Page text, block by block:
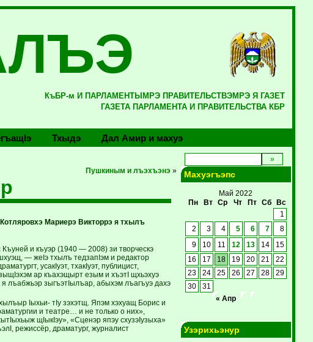
КъБР-м И ПАРЛАМЕНТЫМРЭ ПРАВИТЕЛЬСТВЭМРЭ Я ГАЗЕТ
ГАЗЕТА ПАРЛАМЕНТА И ПРАВИТЕЛЬСТВА КБР
Тхыдэ Дал Амир и махуэ
Пушкиным и лъэхъэнэ»
Мариерэ Викторрэ я тхылъ
и къуэр (1940 — 2008) зи творческэ
— жеIэ тхылъ тедзапIэм и редактор
усакIуэт, тхакIуэт, публицист,
ар къахэщырт езым и хъэтI щхьэхуэ
лъабжьэр зыгъэтIылъар, абыхэм лъагъуэ дахэ
Iыхьи- тIу зэхэтщ. Япэм хэхуащ Борис и
и театре… и не только о них»,
щIыкIэу», «Сценэр япэу схузэIузыха»
режиссёр, драматург, журналист
Махуэгъэпс
Май 2022
Пн
Вт Ср Чт Пт Сб
Вс
1
2
3 4 5 6 7 8
9 10 11 12 13 14
15
16
17 18 19 20 21
22
23
24 25 26 27 28
29
30
31
« Апр
Узэрихьэнур